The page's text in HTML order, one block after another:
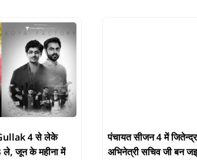
4 से लेके
जून के महीना में
पंचायत सीजन 4 में
अभिनेत्री सचिव जी बन